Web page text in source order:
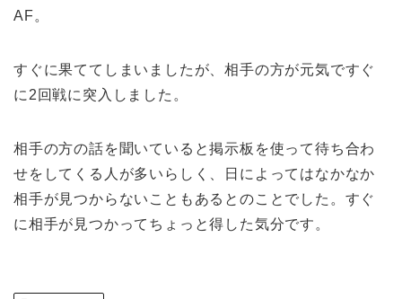
AF。
すぐに果ててしまいましたが、相手の方が元気ですぐ
に2回戦に突入しました。
相手の方の話を聞いていると掲示板を使って待ち合わ
せをしてくる人が多いらしく、日によってはなかなか
相手が見つからないこともあるとのことでした。すぐ
に相手が見つかってちょっと得した気分です。